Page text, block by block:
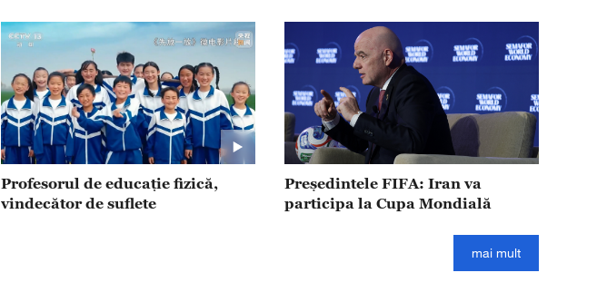
Profesorul de educație fizică,
vindecător de suflete
Președintele FIFA: Iran va
participa la Cupa Mondială
mai mult